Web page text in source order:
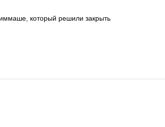
который решили закрыть